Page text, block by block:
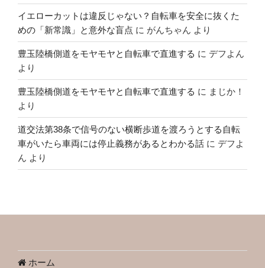
イエローカットは違反じゃない？自転車を安全に抜くた
めの「新常識」と意外な盲点 に がんちゃん より
豊玉陸橋側道をモヤモヤと自転車で直進する に デフよん
より
豊玉陸橋側道をモヤモヤと自転車で直進する に まじか！
より
道交法第38条で信号のない横断歩道を渡ろうとする自転
車がいたら車両には停止義務があるとわかる話 に デフよ
ん より
ホーム